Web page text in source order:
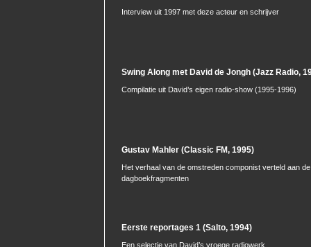
Interview uit 1997 met deze acteur en schrijver
Swing Along met David de Jongh (Jazz Radio,
Compilatie uit David’s eigen radio-show (1995-1996)
Gustav Mahler (Classic FM, 1995)
Het verhaal van de omstreden componist verteld aan
dagboekfragmenten
Eerste reportages 1 (Salto, 1994)
Een selectie van David’s vroege radiowerk